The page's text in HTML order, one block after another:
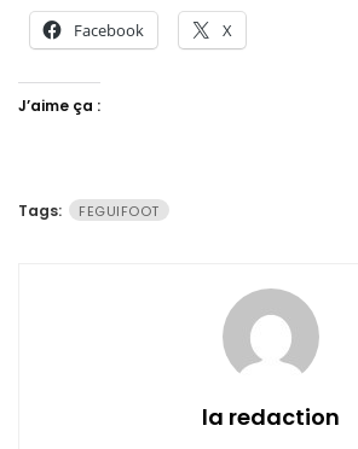
Facebook X
J’aime ça :
Tags: FEGUIFOOT
la redaction